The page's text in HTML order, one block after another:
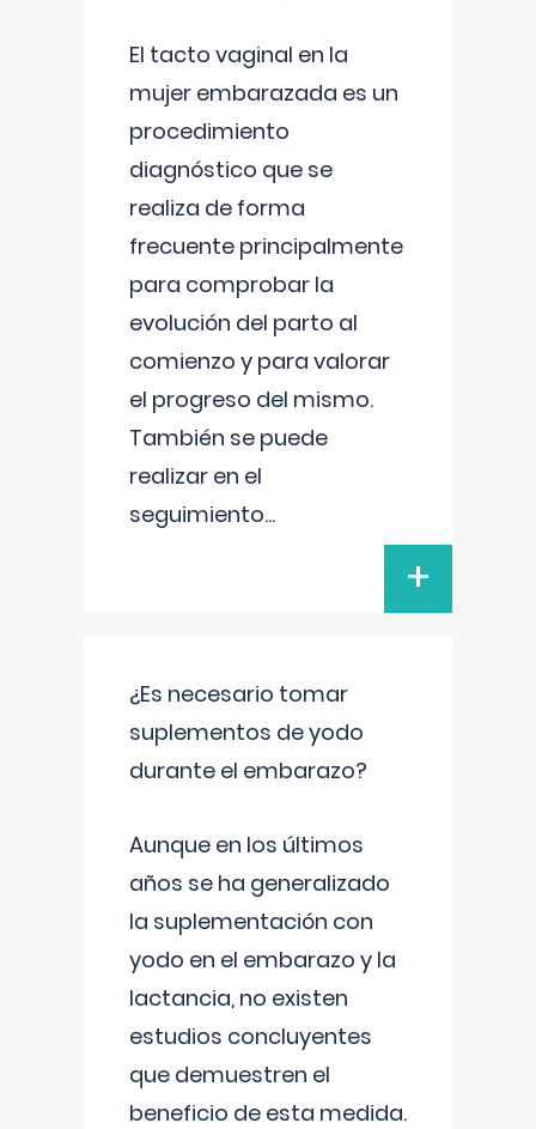
El tacto vaginal en la
mujer embarazada es un
procedimiento
diagnóstico que se
realiza de forma
frecuente principalmente
para comprobar la
evolución del parto al
comienzo y para valorar
el progreso del mismo.
También se puede
realizar en el
seguimiento...
+
¿Es necesario tomar
suplementos de yodo
durante el embarazo?
Aunque en los últimos
años se ha generalizado
la suplementación con
yodo en el embarazo y la
lactancia, no existen
estudios concluyentes
que demuestren el
beneficio de esta medida.